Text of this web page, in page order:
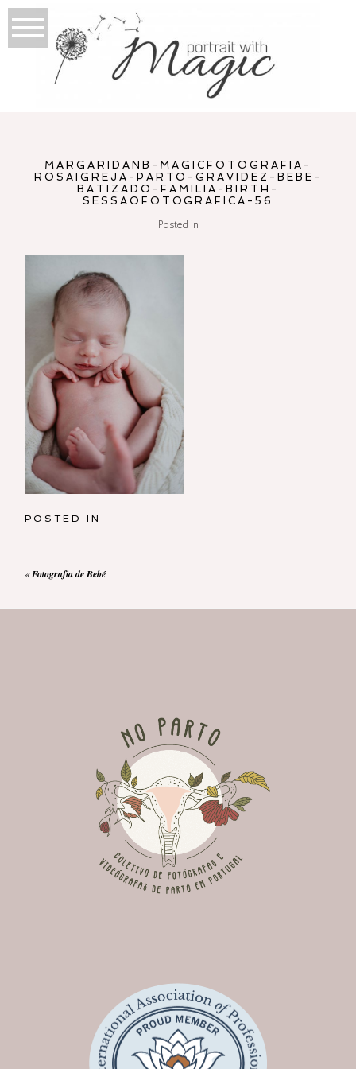
MARGARIDANB-MAGICFOTOGRAFIA-
ROSAIGREJA-PARTO-GRAVIDEZ-BEBE-
BATIZADO-FAMILIA-BIRTH-
SESSAOFOTOGRAFICA-56
Posted in
POSTED IN
«Fotografia de Bebé